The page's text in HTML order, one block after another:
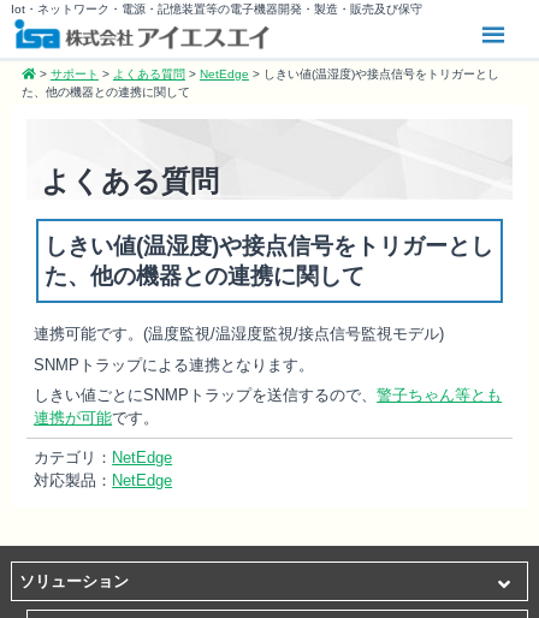
Iot・ネットワーク・電源・記憶装置等の電子機器開発・製造・販売及び保守
> サポート > よくある質問 > NetEdge > しきい値(温湿度)や接点信号をトリガーとし
た、他の機器との連携に関して
よくある質問
しきい値(温湿度)や接点信号をトリガーとし
た、他の機器との連携に関して
連携可能です。(温度監視/温湿度監視/接点信号監視モデル)
SNMPトラップによる連携となります。
しきい値ごとにSNMP トラップを送信するので、警子ちゃん等とも
連携が可能です。
カテゴリ： NetEdge
対応製品： NetEdge
ソリューション